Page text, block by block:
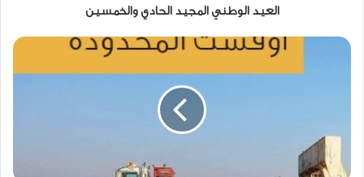
العيد الوطني المجيد الحادي والخمسين
نقابة